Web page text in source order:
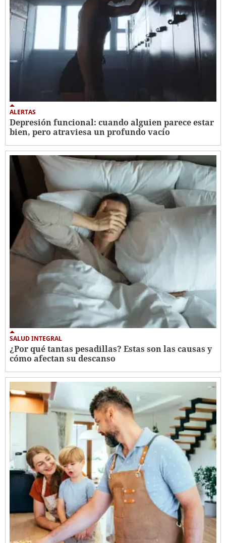
ALERTAS
Depresión funcional: cuando alguien parece estar
bien, pero atraviesa un profundo vacío
SALUD INTEGRAL
¿Por qué tantas pesadillas? Estas son las causas y
cómo afectan su descanso